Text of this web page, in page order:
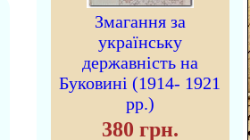
Змагання за
українську
державність на
Буковині (1914- 1921
рр.)
380 грн.